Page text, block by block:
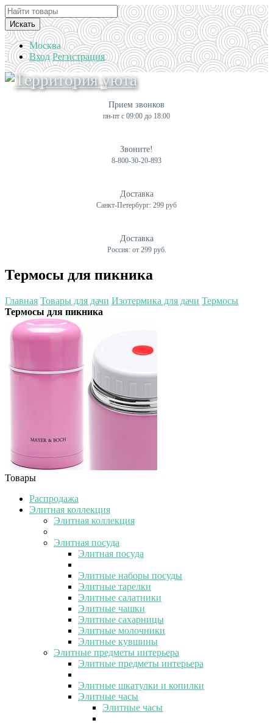
Искать
Москва
Вход Регистрация
Прием звонков
пн-пт с 09:00 до 18:00
Звоните!
8-800-30-20-893
Доставка
Санкт-Петербург: 299 руб
Доставка
Россия: от 299 руб.
Термосы для пикника
Главная Товары для дачи Изотермика для дачи Термосы
Термосы для пикника
Товары
Распродажа
Элитная коллекция
Элитная коллекция
Элитная посуда
Элитная посуда
Элитные наборы посуды
Элитные тарелки
Элитные салатники
Элитные чашки
Элитные сахарницы
Элитные молочники
Элитные кувшины
Элитные предметы интерьера
Элитные предметы интерьера
Элитные шкатулки и копилки
Элитные часы
Элитные часы